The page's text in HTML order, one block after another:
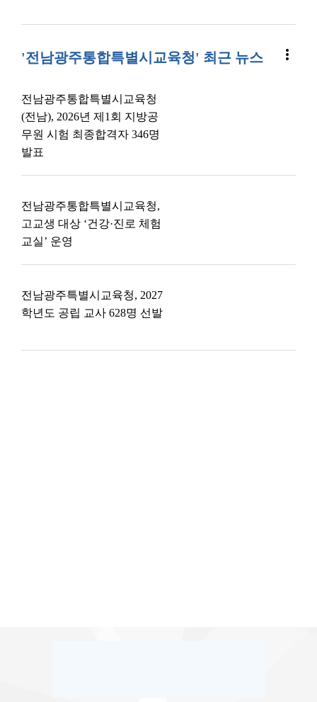
'전남광주통합특별시교육청' 최근 뉴스 more_vert
전남광주통합특별시교육청
(전남), 2026년 제1회 지방공
무원 시험 최종합격자 346명
발표
전남광주통합특별시교육청,
고교생 대상 ‘건강·진로 체험
교실’ 운영
전남광주특별시교육청, 2027
학년도 공립 교사 628명 선발